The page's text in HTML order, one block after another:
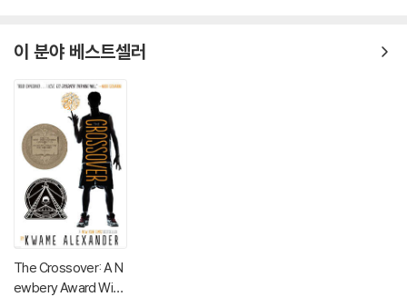
이 분야 베스트셀러
The Crossover: A N
ewbery Award Winn